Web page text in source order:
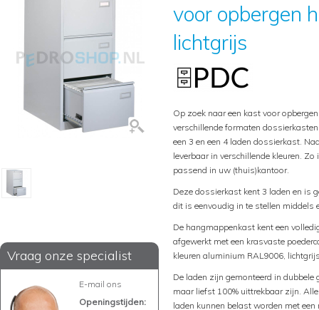
Vraag onze specialist
E-mail ons
Openingstijden:
voor opbergen
lichtgrijs
Op zoek naar een kast voor
verschillende formaten
een 3 en een 4 laden dossierkast.
leverbaar in verschillende kleuren.
passend in uw (thuis)kantoor.
Deze dossierkast kent 3 laden en is
dit is eenvoudig in te stellen middels
De hangmappenkast kent een
afgewerkt met een krasvaste
kleuren aluminium RAL9006,
De laden zijn gemonteerd in
maar liefst 100% uittrekbaar zijn.
laden kunnen belast worden met